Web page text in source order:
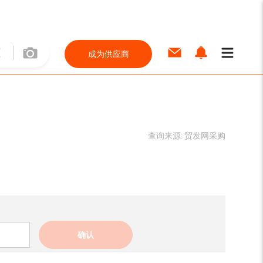
成为供应商
查询来源: 贸发网采购
确认